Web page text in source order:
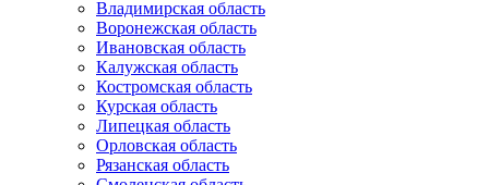
Владимирская область
Воронежская область
Ивановская область
Калужская область
Костромская область
Курская область
Липецкая область
Орловская область
Рязанская область